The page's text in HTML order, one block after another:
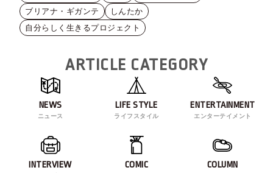
ブリアナ・ギガンテ
しんたか
自分らしく生きるプロジェクト
ARTICLE CATEGORY
NEWS
ニュース
LIFE STYLE
ライフスタイル
ENTERTAINMENT
エンターテイメント
INTERVIEW COMIC COLUMN